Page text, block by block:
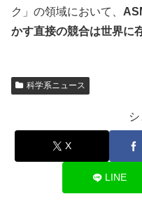
ク」の領域において、
かす直接の競合は世界に
科学系ニュース
X
LINE